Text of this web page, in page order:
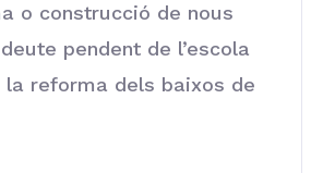
o construcció de nous
pendent de l’escola
la reforma dels baixos de